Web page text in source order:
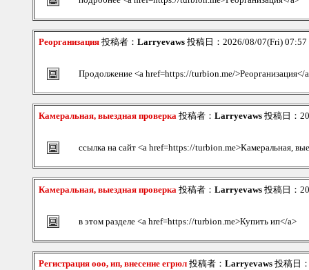
Реорганизация 投稿者： Larryevaws 投稿日：2026/08/07(Fri)
Продолжение <a href=https://turbion.me/>Реорганизация</
Камеральная, выездная проверка 投稿者： Larryevaws 投稿日：
ссылка на сайт <a href=https://turbion.me>Камеральная,
Камеральная, выездная проверка 投稿者： Larryevaws 投稿日：
в этом разделе <a href=https://turbion.me>Купить ип</a>
Регистрация ооо, ип, внесение егрюл 投稿者： Larryevaws 投稿日